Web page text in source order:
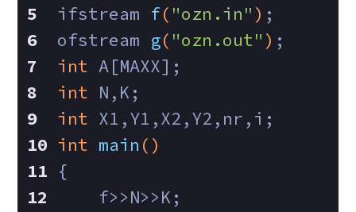
ifstream f( "ozn.in" ) ;
ofstream g( "ozn.out" ) ;
int A[MAXX];
int N,K;
int X1,Y1,X2,Y2,nr,i;
int main ()
{
    f>>N>>K;